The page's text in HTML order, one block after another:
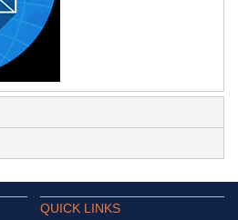
QUICK LINKS